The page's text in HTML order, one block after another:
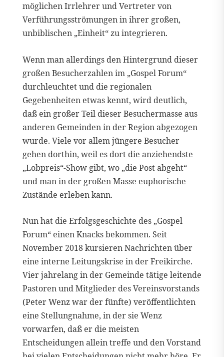
möglichen Irrlehrer und Vertreter von
Verführungsströmungen in ihrer großen,
unbiblischen „Einheit“ zu integrieren.
Wenn man allerdings den Hintergrund dieser
großen Besucherzahlen im „Gospel Forum“
durchleuchtet und die regionalen
Gegebenheiten etwas kennt, wird deutlich,
daß ein großer Teil dieser Besuchermasse aus
anderen Gemeinden in der Region abgezogen
wurde. Viele vor allem jüngere Besucher
gehen dorthin, weil es dort die anziehendste
„Lobpreis“-Show gibt, wo „die Post abgeht“
und man in der großen Masse euphorische
Zustände erleben kann.
Nun hat die Erfolgsgeschichte des „Gospel
Forum“ einen Knacks bekommen. Seit
November 2018 kursieren Nachrichten über
eine interne Leitungskrise in der Freikirche.
Vier jahrelang in der Gemeinde tätige leitende
Pastoren und Mitglieder des Vereinsvorstands
(Peter Wenz war der fünfte) veröffentlichten
eine Stellungnahme, in der sie Wenz
vorwarfen, daß er die meisten
Entscheidungen allein treffe und den Vorstand